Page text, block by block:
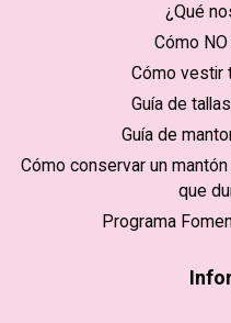
¿Qué
Cómo
Cómo vestir
Guía de
Guía de
Cómo conservar un
que
Programa